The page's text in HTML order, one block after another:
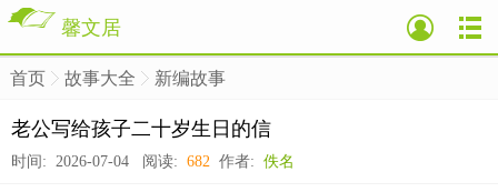
馨文居
首页 故事大全 新编故事
老公写给孩子二十岁生日的信
时间: 2026-07-04 阅读: 682 作者: 佚名